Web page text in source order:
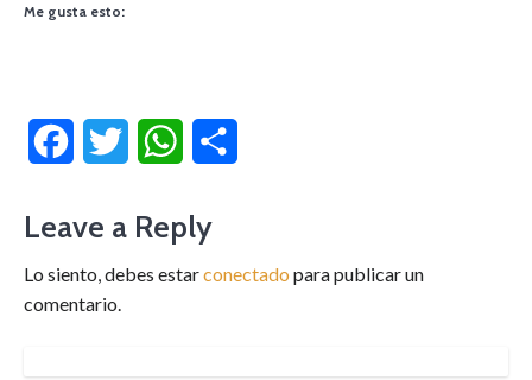
Me gusta esto:
FacebookTwitter WhatsApp
Leave a Reply
Lo siento, debes estarconectado para publicar un
comentario.